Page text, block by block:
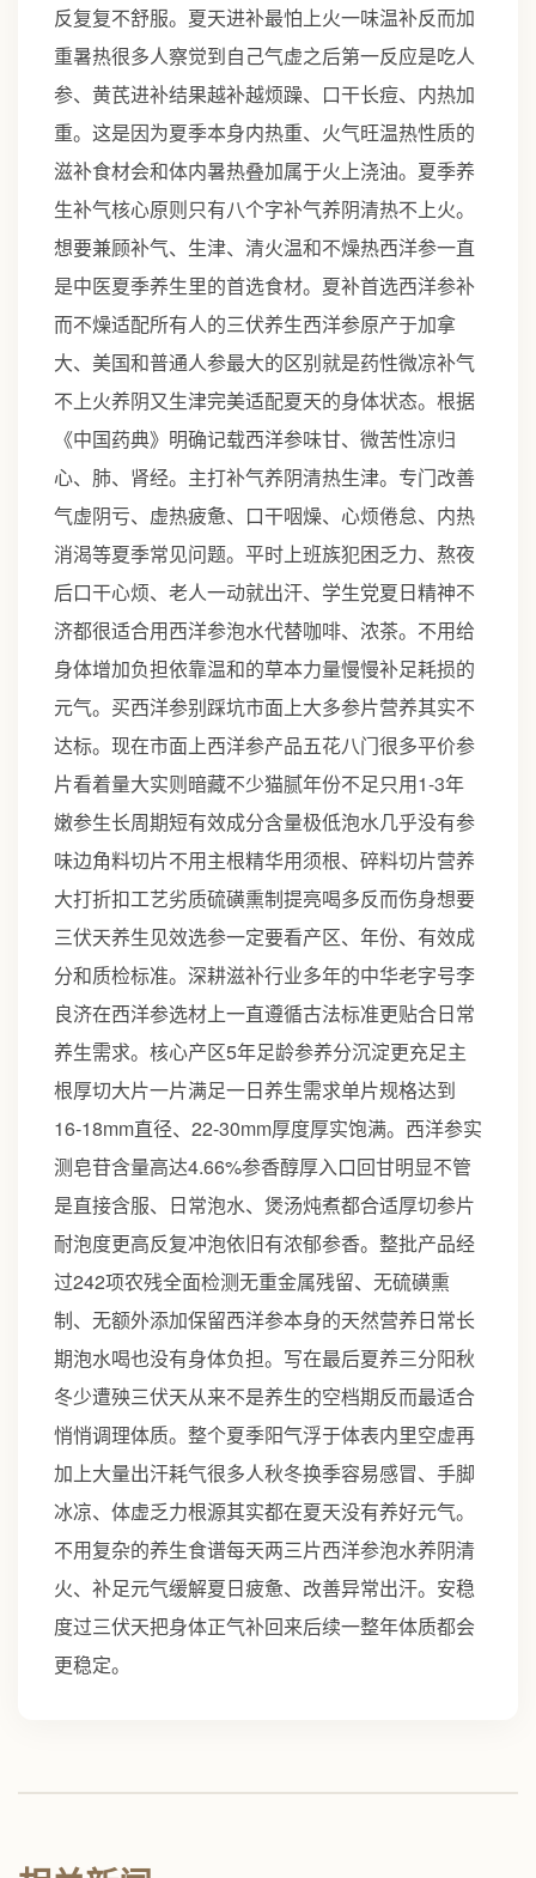
反复复不舒服。夏天进补最怕上火一味温补反而加
重暑热很多人察觉到自己气虚之后第一反应是吃人
参、黄芪进补结果越补越烦躁、口干长痘、内热加
重。这是因为夏季本身内热重、火气旺温热性质的
滋补食材会和体内暑热叠加属于火上浇油。夏季养
生补气核心原则只有八个字补气养阴清热不上火。
想要兼顾补气、生津、清火温和不燥热西洋参一直
是中医夏季养生里的首选食材。夏补首选西洋参补
而不燥适配所有人的三伏养生西洋参原产于加拿
大、美国和普通人参最大的区别就是药性微凉补气
不上火养阴又生津完美适配夏天的身体状态。根据
《中国药典》明确记载西洋参味甘、微苦性凉归
心、肺、肾经。主打补气养阴清热生津。专门改善
气虚阴亏、虚热疲惫、口干咽燥、心烦倦怠、内热
消渴等夏季常见问题。平时上班族犯困乏力、熬夜
后口干心烦、老人一动就出汗、学生党夏日精神不
济都很适合用西洋参泡水代替咖啡、浓茶。不用给
身体增加负担依靠温和的草本力量慢慢补足耗损的
元气。买西洋参别踩坑市面上大多参片营养其实不
达标。现在市面上西洋参产品五花八门很多平价参
片看着量大实则暗藏不少猫腻年份不足只用1-3年
嫩参生长周期短有效成分含量极低泡水几乎没有参
味边角料切片不用主根精华用须根、碎料切片营养
大打折扣工艺劣质硫磺熏制提亮喝多反而伤身想要
三伏天养生见效选参一定要看产区、年份、有效成
分和质检标准。深耕滋补行业多年的中华老字号李
良济在西洋参选材上一直遵循古法标准更贴合日常
养生需求。核心产区5年足龄参养分沉淀更充足主
根厚切大片一片满足一日养生需求单片规格达到
16-18mm直径、22-30mm厚度厚实饱满。西洋参实
测皂苷含量高达4.66%参香醇厚入口回甘明显不管
是直接含服、日常泡水、煲汤炖煮都合适厚切参片
耐泡度更高反复冲泡依旧有浓郁参香。整批产品经
过242项农残全面检测无重金属残留、无硫磺熏
制、无额外添加保留西洋参本身的天然营养日常长
期泡水喝也没有身体负担。写在最后夏养三分阳秋
冬少遭殃三伏天从来不是养生的空档期反而最适合
悄悄调理体质。整个夏季阳气浮于体表内里空虚再
加上大量出汗耗气很多人秋冬换季容易感冒、手脚
冰凉、体虚乏力根源其实都在夏天没有养好元气。
不用复杂的养生食谱每天两三片西洋参泡水养阴清
火、补足元气缓解夏日疲惫、改善异常出汗。安稳
度过三伏天把身体正气补回来后续一整年体质都会
更稳定。